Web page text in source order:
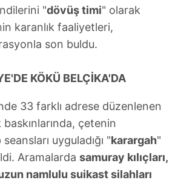
"dövüş timi" olarak
karanlık faaliyetleri,
son buldu.
KÖKÜ BELÇİKA'DA
33 farklı adrese düzenlenen
çetenin
uyguladığı "karargah"
Aramalarda samuray kılıçları,
namlulu suikast silahları